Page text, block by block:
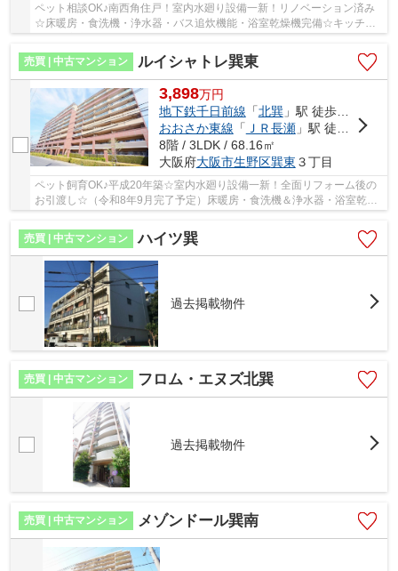
ペット相談OK♪南西角住戸！室内水廻り設備一新！リノベーション済み
☆床暖房・食洗機・浄水器・バス追炊機能・浴室乾燥機完備☆キッチ
ン・浴室窓付き☆南向きバルコニー☆コンビニ・スーパ...
売買 | 中古マンション
ルイシャトレ巽東
3,898万円
地下鉄千日前線 「北巽」駅 徒歩11分
おおさか東線 「 ＪＲ長瀬」駅 徒歩13分
8階 / 3LDK / 68.16㎡
大阪府大阪市生野区巽東 ３丁目
ペット飼育OK♪平成20年築☆室内水廻り設備一新！全面リフォーム後の
お引渡し☆（令和8年9月完了予定）床暖房・食洗機＆浄水器・浴室乾燥
機完備☆南向きバルコニー☆オートロック・宅配ボッ...
売買 | 中古マンション
ハイツ巽
過去掲載物件
売買 | 中古マンション フロム・エヌズ北巽
過去掲載物件
売買 | 中古マンション メゾンドール巽南